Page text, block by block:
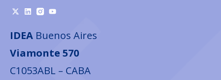
IDEA Buenos Aires
Viamonte 570
C1053ABL – CABA